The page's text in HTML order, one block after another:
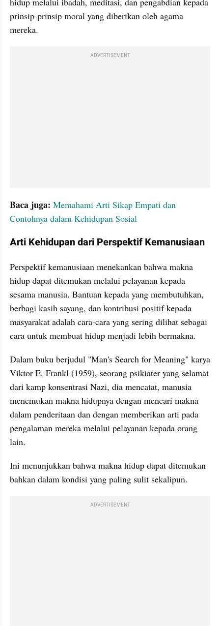
prinsip-prinsip moral yang diberikan oleh agama
mereka.
ADVERTISEMENT
Baca juga: Memahami Arti Sikap Empati dan
Contohnya dalam Kehidupan Sosial
Arti Kehidupan dari Perspektif Kemanusiaan
Perspektif kemanusiaan menekankan bahwa makna
hidup dapat ditemukan melalui pelayanan kepada
sesama manusia. Bantuan kepada yang membutuhkan,
berbagi kasih sayang, dan kontribusi positif kepada
masyarakat adalah cara-cara yang sering dilihat sebagai
cara untuk membuat hidup menjadi lebih bermakna.
Dalam buku berjudul "Man's Search for Meaning" karya
Viktor E. Frankl (1959), seorang psikiater yang selamat
dari kamp konsentrasi Nazi, dia mencatat, manusia
menemukan makna hidupnya dengan mencari makna
dalam penderitaan dan dengan memberikan arti pada
pengalaman mereka melalui pelayanan kepada orang
lain.
Ini menunjukkan bahwa makna hidup dapat ditemukan
bahkan dalam kondisi yang paling sulit sekalipun.
ADVERTISEMENT